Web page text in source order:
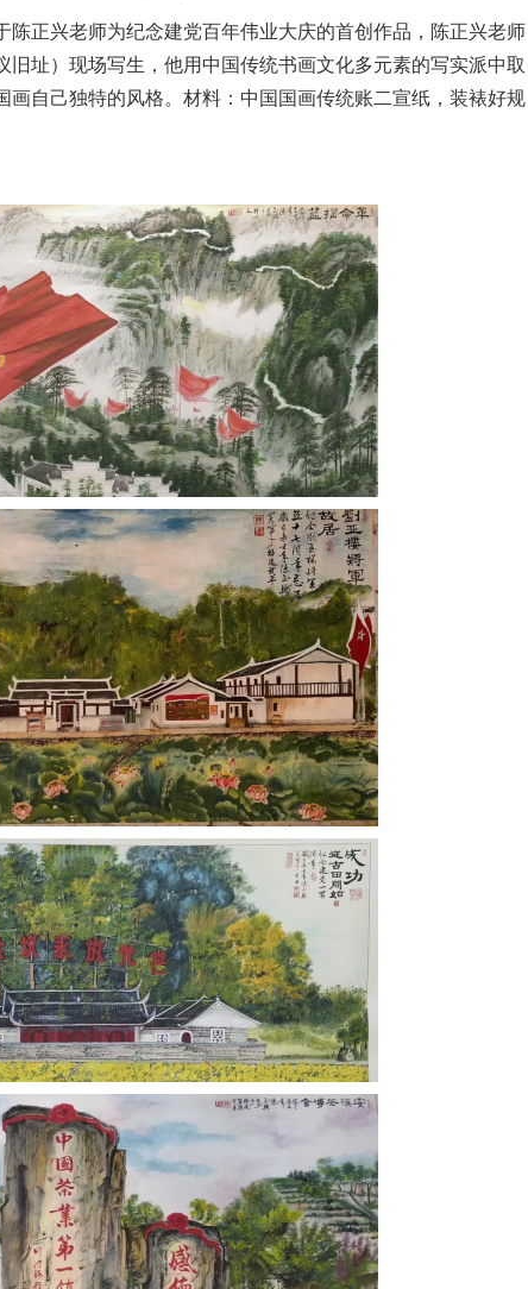
正兴老师为纪念建党百年伟业大庆的首创作品，陈正兴老师
址）现场写生，他用中国传统书画文化多元素的写实派中取
自己独特的风格。材料：中国国画传统账二宣纸，装裱好规